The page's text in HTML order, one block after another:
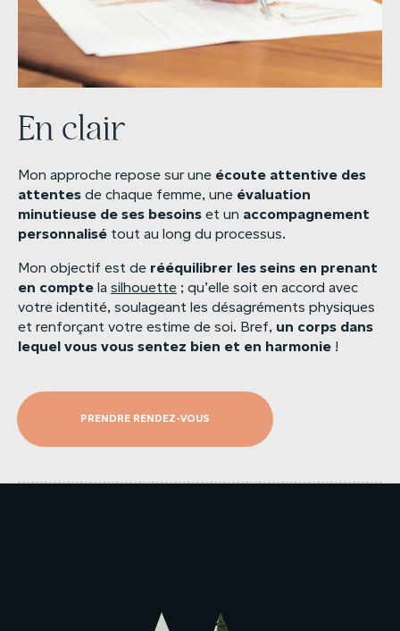
En clair
Mon approche repose sur une écoute attentive des
attentes de chaque femme, une évaluation
minutieuse de ses besoins et un accompagnement
personnalisé tout au long du processus.
Mon objectif est de rééquilibrer les seins en prenant
en compte la silhouette ; qu’elle soit en accord avec
votre identité, soulageant les désagréments physiques
et renforçant votre estime de soi. Bref, un corps dans
lequel vous vous sentez bien et en harmonie !
PRENDRE RENDEZ-VOUS